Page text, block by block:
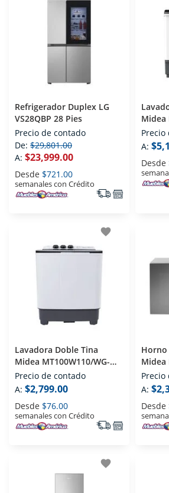
Refrigerador Duplex LG
VS28QBP 28 Pies
Precio de contado
De: $29,801.00
A: $23,999.00
Desde $721.00
semanales con Crédito
Midea
17 Kg
Precio
A:
Desde
favorite
Lavadora Doble Tina
Midea MT100W110/WG-MX
11 Kg
Precio de contado
A: $2,799.00
Desde $76.00
semanales con Crédito
Horno
Midea
Pies
Precio
A:
Desde
favorite